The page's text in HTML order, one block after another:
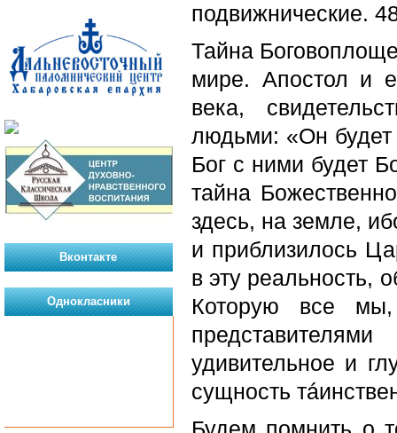
подвижнические.
Тайна
мире. Апостол и
века,
людьми: «Он
Бог с ними будет
тайна
здесь, на земле,
и приблизилось
в эту реальность,
Которую все
удивительное и
сущность
Вконтакте
Однокласники